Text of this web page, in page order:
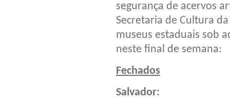
segurança de acervos
Secretaria de Cultura
museus estaduais sob
neste final de semana:
Fechados
Salvador: